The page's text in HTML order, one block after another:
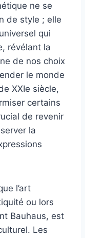
ne se
de style ; elle
qui
révélant la
de nos choix
le monde
XXIe siècle,
certains
de revenir
la
l’art
ou lors
Bauhaus, est
Les